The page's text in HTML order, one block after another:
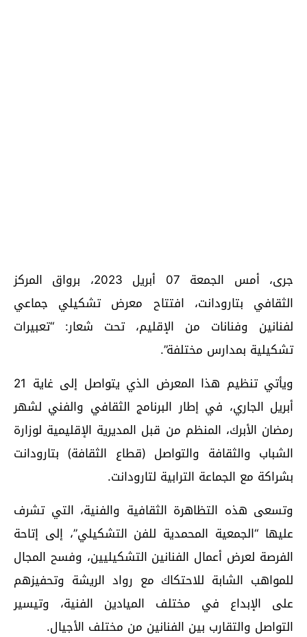
جرى، أمس الجمعة 07 أبريل 2023، برواق المركز
الثقافي بتارودانت، افتتاح معرض تشكيلي جماعي
لفنانين وفنانات من الإقليم، تحت شعار: “تعبيرات
تشكيلية بمدارس مختلفة”.
ويأتي تنظيم هذا المعرض الذي يتواصل إلى غاية 21
أبريل الجاري، في إطار البرنامج الثقافي والفني لشهر
رمضان الأبرك، المنظم من قبل المديرية الإقليمية لوزارة
الشباب والثقافة والتواصل (قطاع الثقافة) بتارودانت
بشراكة مع الجماعة الترابية لتارودانت.
وتسعى هذه التظاهرة الثقافية والفنية، التي تشرف
عليها “الجمعية المحمدية للفن التشكيلي”، إلى إتاحة
الفرصة لعرض أعمال الفنانين التشكيليين، وفسح المجال
للمواهب الشابة للاحتكاك مع رواد الريشة وتحفيزهم
على الإبداع في مختلف الميادين الفنية، وتيسير
التواصل والتقارب بين الفنانين من مختلف الأجيال.